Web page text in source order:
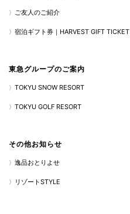
ご友人のご紹介
宿泊ギフト券｜HARVEST GIFT TICKET
東急グループのご案内
TOKYU SNOW RESORT
TOKYU GOLF RESORT
その他お知らせ
逸品おとりよせ
リゾートSTYLE